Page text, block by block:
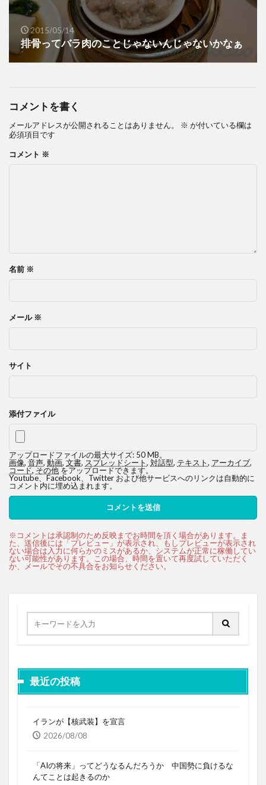
2015/05/14
排骨ってバラ肉のことじゃないんじゃないかなぁ
コメントを書く
メールアドレスが公開されることはありません。 ※ が付いている欄は
必須項目です
コメント ※
名前 ※
メール ※
サイト
添付ファイル
アップロードファイルの最大サイズ: 50 MB。
画像, 音声, 動画, 文書, スプレッドシート, 対話型, テキスト, アーカイブ,
コード,その他をアップロードできます。
Youtube、Facebook、Twitter および他サービスへのリンクは自動的に
コメント内に埋め込まれます。
最近の投稿
イランが【核武装】を宣言
2026/08/08
「AIの将来」ってどうなるんだろうか 中国勢に負けるな
んてことは起きるのか